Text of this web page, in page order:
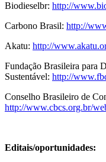
Biodieselbr: http://
Carbono Brasil: http://
Akatu: http://
Fundação Brasileira para
Sustentável: http://
Conselho Brasileiro de
http://www.cbcs.org.br/
Editais/oportunidades: